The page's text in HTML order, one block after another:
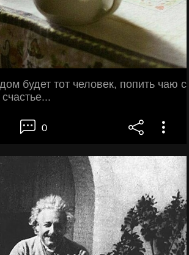
будет тот человек, попить чаю с
0